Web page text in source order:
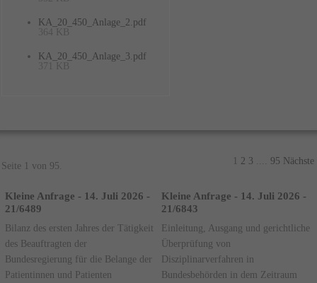
KA_20_450_Anlage_2.pdf
364 KB
KA_20_450_Anlage_3.pdf
371 KB
Seite 1 von 95. 1 2 3 95 Nächste
Kleine Anfrage - 14. Juli 2026 -
21/6489
Bilanz des ersten Jahres der Tätigkeit
des Beauftragten der
Bundesregierung für die Belange der
Patientinnen und Patienten
Kleine Anfrage - 14. Juli 2026 -
21/6843
Einleitung, Ausgang und gerichtliche
Überprüfung von
Disziplinarverfahren in
Bundesbehörden in dem Zeitraum